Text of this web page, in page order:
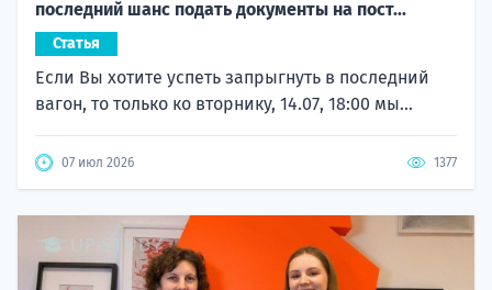
последний шанс подать документы на пост...
Статья
Если Вы хотите успеть запрыгнуть в последний
вагон, то только ко вторнику, 14.07, 18:00 мы...
07 июл 2026 1377